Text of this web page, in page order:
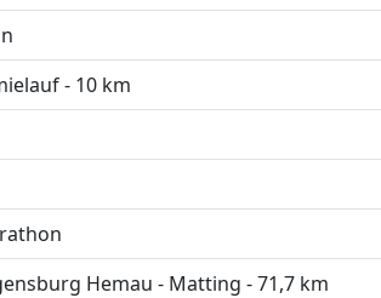
- 10 km
Hemau - Matting - 71,7 km